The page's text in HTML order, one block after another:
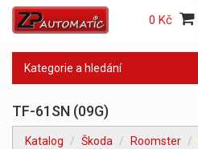
0 Kč
Kategorie a hledání
TF-61SN (09G)
Katalog Škoda Roomster